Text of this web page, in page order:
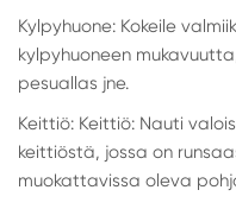
Kylpyhuone: Kokeile
kylpyhuoneen
pesuallas jne.
Keittiö: Keittiö: Nauti
keittiöstä, jossa on
muokattavissa oleva